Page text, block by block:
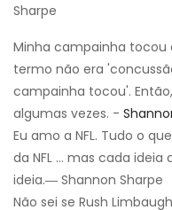
Sharpe
Minha campainha tocou
termo não era
campainha tocou'.
algumas vezes. -
Eu amo a NFL. Tudo o
da NFL ... mas cada
ideia.― Shannon Sharpe
Não sei se Rush